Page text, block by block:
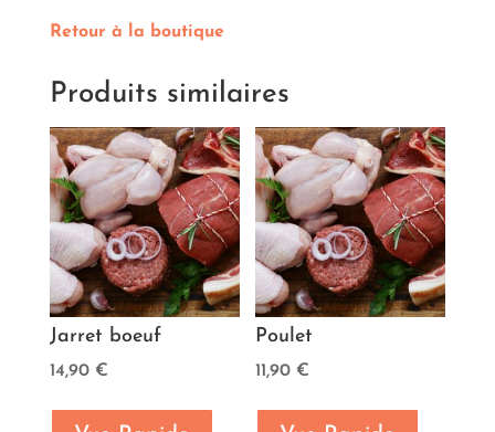
Retour à la boutique
Produits similaires
Jarret boeuf
14,90 €
Poulet
11,90 €